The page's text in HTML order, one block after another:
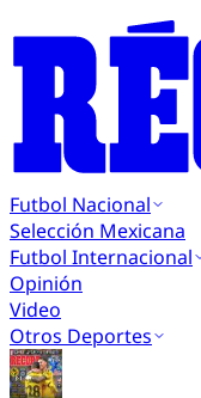
Futbol Nacional
Selección Mexicana
Futbol Internacional
Opinión
Video
Otros Deportes